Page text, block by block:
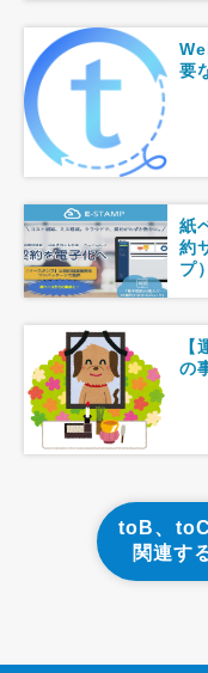
要
紙
約
プ
の
toB、
関連す